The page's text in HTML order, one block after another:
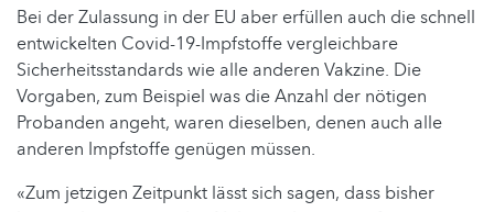
Bei der Zulassung in der EU aber erfüllen auch die schnell
entwickelten Covid-19-Impfstoffe vergleichbare
Sicherheitsstandards wie alle anderen Vakzine. Die
Vorgaben, zum Beispiel was die Anzahl der nötigen
Probanden angeht, waren dieselben, denen auch alle
anderen Impfstoffe genügen müssen.
«Zum jetzigen Zeitpunkt lässt sich sagen, dass bisher